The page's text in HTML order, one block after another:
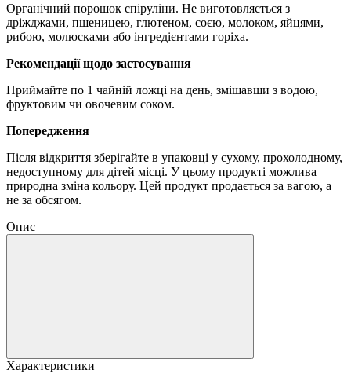
Органічний порошок спіруліни. Не виготовляється з
дріжджами, пшеницею, глютеном, соєю, молоком, яйцями,
рибою, молюсками або інгредієнтами горіха.
Рекомендації щодо застосування
Приймайте по 1 чайній ложці на день, змішавши з водою,
фруктовим чи овочевим соком.
Попередження
Після відкриття зберігайте в упаковці у сухому, прохолодному,
недоступному для дітей місці. У цьому продукті можлива
природна зміна кольору. Цей продукт продається за вагою, а
не за обсягом.
Опис
Характеристики